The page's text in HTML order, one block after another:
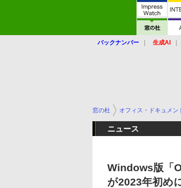
バックナンバー 生成AI
窓の杜 オフィス・ドキュメン
ニュース
Windows版「
が2023年初め